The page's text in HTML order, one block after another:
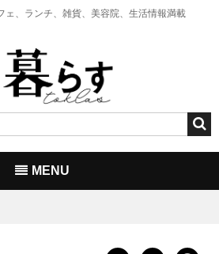
ェ、ランチ、雑貨、美容院、生活情報満載
MENU